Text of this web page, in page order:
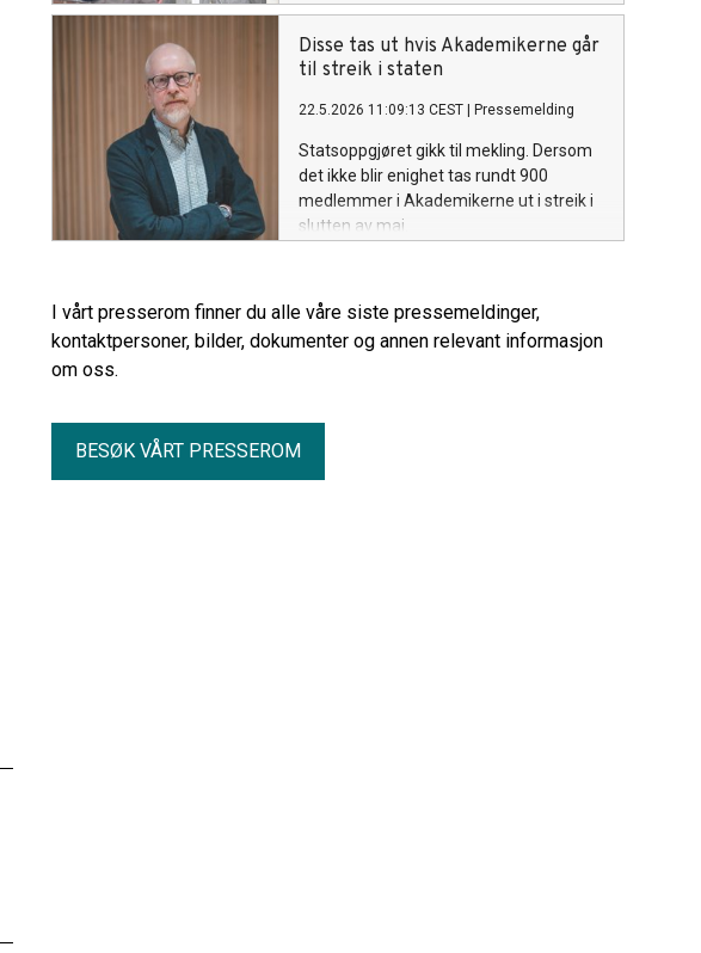
Disse tas ut hvis Akademikerne går
til streik i staten
22.5.2026 11:09:13 CEST Pressemelding
Statsoppgjøret gikk til mekling. Dersom
det ikke blir enighet tas rundt 900
medlemmer i Akademikerne ut i streik i
slutten av mai.
I vårt presserom finner du alle våre siste pressemeldinger,
kontaktpersoner, bilder, dokumenter og annen relevant informasjon
om oss.
BESØK VÅRT PRESSEROM